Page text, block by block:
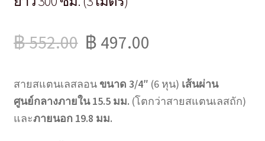
฿552.00 ฿ 497.00
สายสแตนเลสลอน ขนาด 3/4″ (6 หุน) เส้นผ่าน
ศูนย์กลางภายใน 15.5 มม. (โตกว่าสายสแตนเลสถัก)
และภายนอก 19.8 มม.